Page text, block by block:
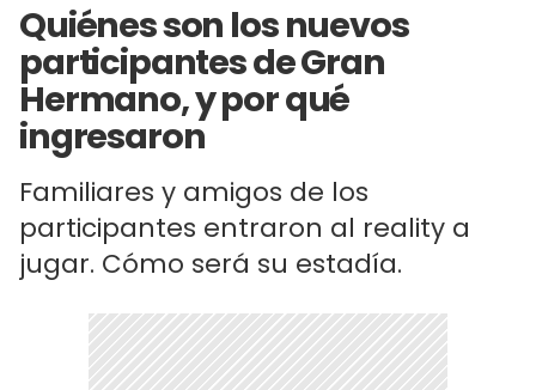
Quiénes son los nuevos
participantes de Gran
Hermano, y por qué
ingresaron
Familiares y amigos de los
participantes entraron al reality a
jugar. Cómo será su estadía.